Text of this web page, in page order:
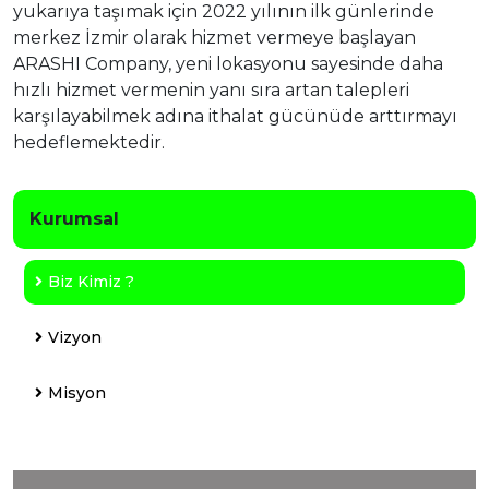
Kurumsal
Biz Kimiz ?
Vizyon
Misyon
yukarıya taşımak için 2022 yılının ilk günlerinde
merkez İzmir olarak hizmet vermeye başlayan
ARASHI Company, yeni lokasyonu sayesinde daha
hızlı hizmet vermenin yanı sıra artan talepleri
karşılayabilmek adına ithalat gücünüde arttırmayı
hedeflemektedir.